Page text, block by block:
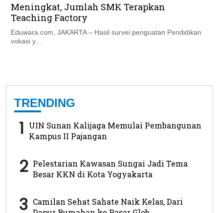
Meningkat, Jumlah SMK Terapkan
Teaching Factory
Eduwara.com, JAKARTA – Hasil survei penguatan Pendidikan
vokasi y...
TRENDING
1 UIN Sunan Kalijaga Memulai Pembangunan
Kampus II Pajangan
2 Pelestarian Kawasan Sungai Jadi Tema
Besar KKN di Kota Yogyakarta
3 Camilan Sehat Sahate Naik Kelas, Dari